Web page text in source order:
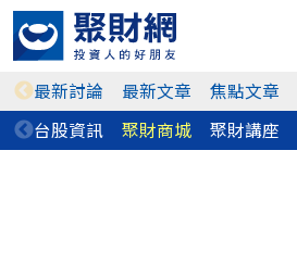
最新討論 最新文章 焦點文章
台股資訊
聚財商城 聚財講座